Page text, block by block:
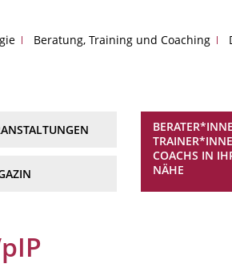
Beratung, Training und Coaching
COACHS IN
NÄHE